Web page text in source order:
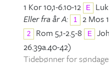
1 Kor 10,1-6.10-12 E
Eller fra år A:
1 2 Mos
2 Rom 5,1-2.5-8 E
26.39a.40-42)
Tidebønner for